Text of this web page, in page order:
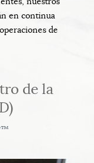
en continua
de
de la